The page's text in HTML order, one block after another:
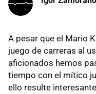
A pesar que el Mario
juego de carreras al
aficionados hemos
tiempo con el mítico
ello resulte